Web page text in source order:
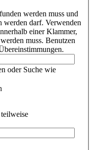
werden muss und
werden darf. Verwenden
einer Klammer,
muss. Benutzen
oder Suche wie